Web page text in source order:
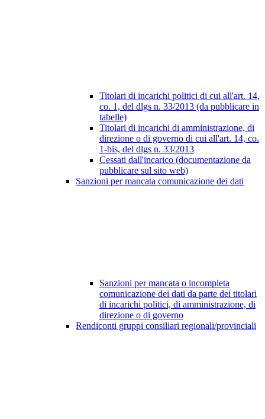
Titolari di incarichi politici di cui all'art. 14,
co. 1, del dlgs n. 33/2013 (da pubblicare in
tabelle)
Titolari di incarichi di amministrazione, di
direzione o di governo di cui all'art. 14, co.
1-bis, del dlgs n. 33/2013
Cessati dall'incarico (documentazione da
pubblicare sul sito web)
Sanzioni per mancata comunicazione dei dati
Sanzioni per mancata o incompleta
comunicazione dei dati da parte dei titolari
di incarichi politici, di amministrazione, di
direzione o di governo
Rendiconti gruppi consiliari regionali/provinciali